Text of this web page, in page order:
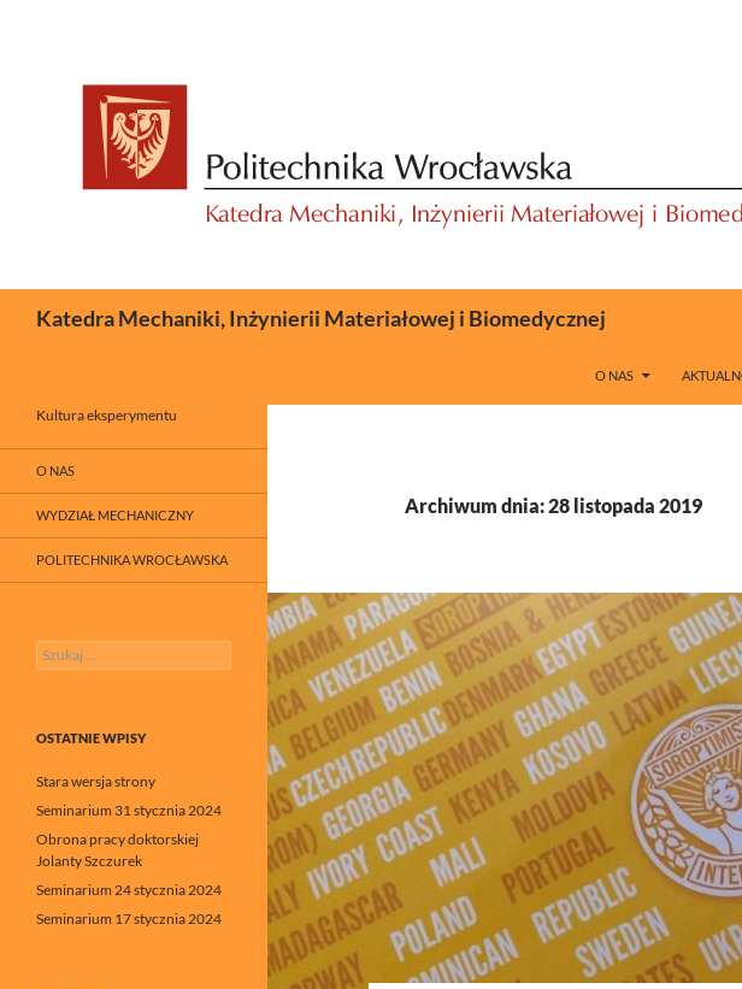
Katedra Mechaniki, Inżynierii Materiałowej i Biomedycznej
O NAS
Archiwum dnia: 28 listopada 2019
Kultura eksperymentu
O NAS
WYDZIAŁ MECHANICZNY
POLITECHNIKA WROCŁAWSKA
Szukaj:
OSTATNIE WPISY
Stara wersja strony
Seminarium 31 stycznia 2024
Obrona pracy doktorskiej
Jolanty Szczurek
Seminarium 24 stycznia 2024
Seminarium 17 stycznia 2024